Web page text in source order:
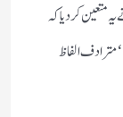
متعین کردیا کہ
مترادف الفاظ